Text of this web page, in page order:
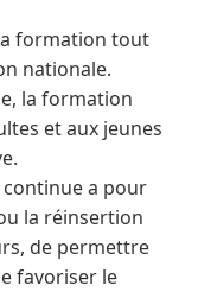
formation tout
nationale.
la formation
et aux jeunes
a pour
la réinsertion
de permettre
favoriser le